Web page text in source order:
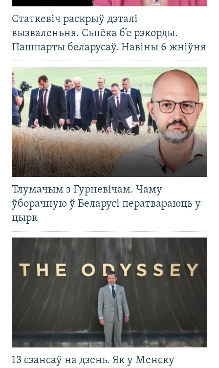
Статкевіч раскрыў дэталі
вызваленьня. Сьпёка б’е рэкорды.
Пашпарты беларусаў. Навіны 6 жніўня
Тлумачым з Гурневічам. Чаму
ўборачную ў Беларусі ператвараюць у
цырк
13 сэансаў на дзень. Як у Менску